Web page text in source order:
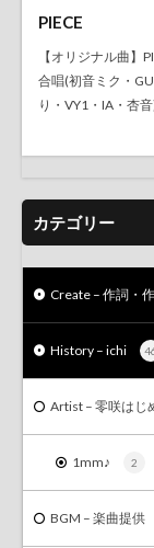
PIECE
【オリジナル曲】
合唱(初音ミク・
り・VY1・IA・杏
カテゴリー
Create – 作詞・
History – ichi
Artist – 零咲はじ
1mm♪ 2
BGM – 楽曲提供